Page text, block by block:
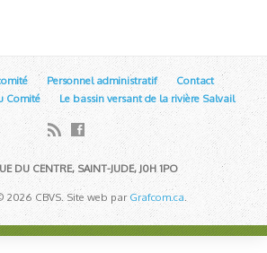
Personnel administratif
Contact
Comité
Le bassin versant de la rivière Salvail
DU CENTRE, SAINT-JUDE, J0H 1PO
2026 CBVS. Site web parGrafcom.ca.